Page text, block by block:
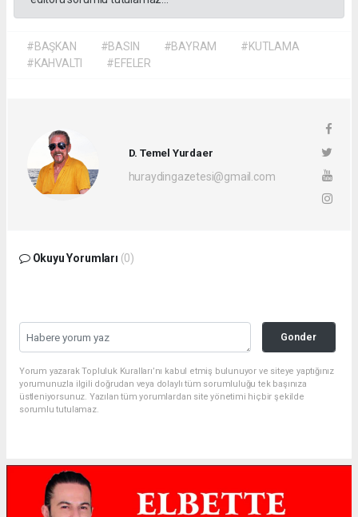
#BAŞKAN #BASIN #BAYRAM
#KUTLAMA
#KAHVALTI
#EFELER
D. Temel Yurdaer
huraydingazetesi@gmail.com
Okuyu Yorumları (0)
Gonder
Yorum yazarak Topluluk Kuralları’nı kabul etmiş bulunuyor ve siteye yaptığınız
yorumunuzla ilgili doğrudan veya dolaylı tüm sorumluluğu tek başınıza
üstleniyorsunuz. Yazılan tüm yorumlardan site yönetimi hiçbir şekilde
sorumlu tutulamaz.